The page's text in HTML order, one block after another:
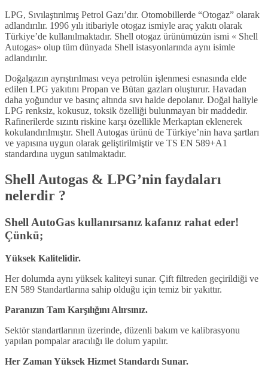
LPG, Sıvılaştırılmış Petrol Gazı’dır. Otomobillerde “Otogaz” olarak
adlandırılır. 1996 yılı itibariyle otogaz ismiyle araç yakıtı olarak
Türkiye’de kullanılmaktadır. Shell otogaz ürünümüzün ismi « Shell
Autogas» olup tüm dünyada Shell istasyonlarında aynı isimle
adlandırılır.
Doğalgazın ayrıştırılması veya petrolün işlenmesi esnasında elde
edilen LPG yakıtını Propan ve Bütan gazları oluşturur. Havadan
daha yoğundur ve basınç altında sıvı halde depolanır. Doğal haliyle
LPG renksiz, kokusuz, toksik özelliği bulunmayan bir maddedir.
Rafinerilerde sızıntı riskine karşı özellikle Merkaptan eklenerek
kokulandırılmıştır. Shell Autogas ürünü de Türkiye’nin hava şartları
ve yapısına uygun olarak geliştirilmiştir ve TS EN 589+A1
standardına uygun satılmaktadır.
Shell Autogas & LPG’nin faydaları
nelerdir ?
Shell AutoGas kullanırsanız kafanız rahat eder!
Çünkü;
Yüksek Kalitelidir.
Her dolumda aynı yüksek kaliteyi sunar. Çift filtreden geçirildiği ve
EN 589 Standartlarına sahip olduğu için temiz bir yakıttır.
Paranızın Tam Karşılığını Alırsınız.
Sektör standartlarının üzerinde, düzenli bakım ve kalibrasyonu
yapılan pompalar aracılığı ile dolum yapılır.
Her Zaman Yüksek Hizmet Standardı Sunar.